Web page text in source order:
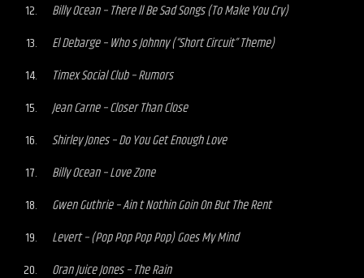
Billy Ocean – There ll Be Sad Songs (To Make You Cry)
El Debarge – Who s Johnny (“Short Circuit” Theme)
Timex Social Club – Rumors
Jean Carne – Closer Than Close
Shirley Jones – Do You Get Enough Love
Billy Ocean – Love Zone
Gwen Guthrie – Ain t Nothin Goin On But The Rent
Levert – (Pop Pop Pop Pop) Goes My Mind
Oran Juice Jones – The Rain